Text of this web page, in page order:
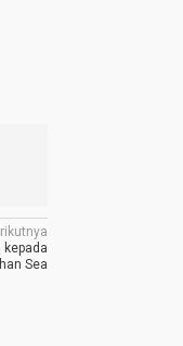
kepada
Sea